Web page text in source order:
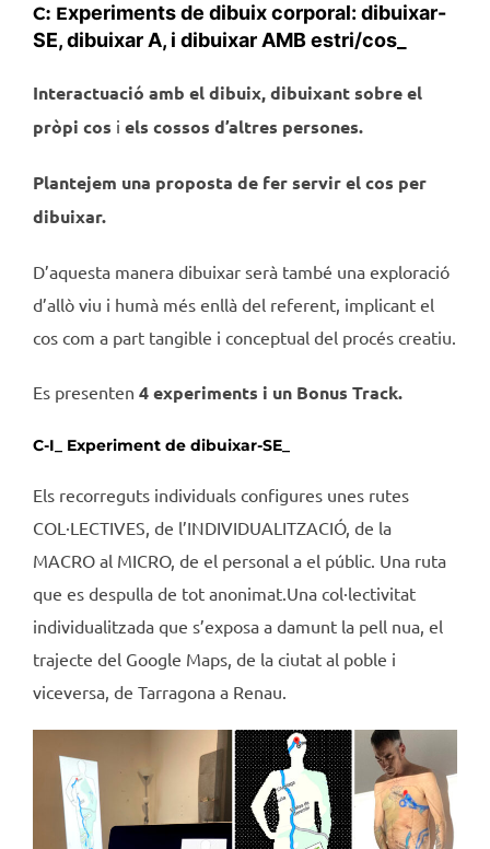
C: Experiments de dibuix corporal: dibuixar-
SE,dibuixar A, i dibuixar AMB estri/cos_
Interactuació amb el dibuix,dibuixant sobre el
pròpi cos i els cossos d’altres persones.
Plantejem una proposta de fer servir el cos per
dibuixar.
D’aquesta manera dibuixar serà també una exploració
d’allò viu i humà més enllà del referent, implicant el
cos com a part tangible i conceptual del procés creatiu.
Es presenten 4 experiments i un Bonus Track.
C-I_ Experiment de dibuixar-SE_
Els recorreguts individuals configures unes rutes
COL·LECTIVES, de l’INDIVIDUALITZACIÓ, de la
MACRO al MICRO, de el personal a el públic. Una ruta
que es despulla de tot anonimat.Una col·lectivitat
individualitzada que s’exposa a damunt la pell nua, el
trajecte del Google Maps, de la ciutat al poble i
viceversa, de Tarragona a Renau.